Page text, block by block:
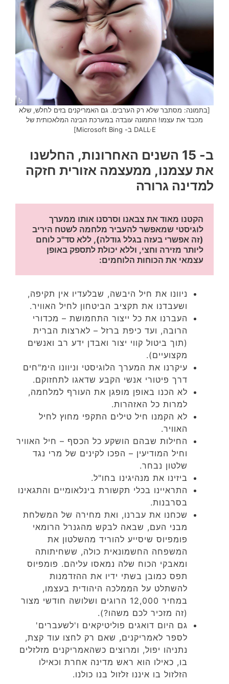
[בתמונה: מסתבר שלא רק הערבים. גם האמריקנים בזים לחלש, שלא
מכבד את עצמו! התמונה עובדה במערכת הבינה המלאכותית של
DALL·E ב- Microsoft Bing]
ב- 15 השנים האחרונות, החלשנו
את עצמנו, ממעצמה אזורית חזקה
למדינה גרורה
עצמאי את הכוחות הלוחמים:
ניוונו את חיל היבשה, שבלעדיו אין תקיפה,
ושעבדנו את תקציב הביטחון לחיל האוויר.
העברנו את כל ייצור התחמושת – מכדורי
הרובה, ועד כיפת ברזל – לארצות הברית
(תוך ביטול קווי יצור ואבדן ידע רב ואנשים
מקצועיים).
עיקרנו את המערך הלוגיסטי וניוונו הימ"חים
דרך פיטורי אנשי הקבע שדאגו לתחזוקם.
לא הכנו באופן מופגן את העורף למלחמה,
למרות כל האזהרות.
לא הקמנו חיל טילים התקפי מחוץ לחיל
האוויר.
החילות שבהם הושקע כל הכסף – חיל האוויר
וחיל המודיעין – הפכו לקינים של מרי נגד
שלטון נבחר.
ביזינו את מנהיגינו בחו"ל.
התראיינו בכלי תקשורת בינלאומיים והתגאינו
בסרבנות.
שכחנו את עברנו, ואת מחירה של המשלחת
מבני העם, שבאה לבקש מהגנרל הרומאי
פומפיוס שיסייע להוריד מהשלטון את
המשפחה החשמונאית כולה, ששחיתותה
ומאבקי הכוח שלה נמאסו עליהם. פומפיוס
תפס כמובן בשתי ידיו את ההזדמנות
להשתלט על הממלכה היהודית בעצמו,
במחיר 12,000 הרוגים ושלושה חודשי מצור
(זה מזכיר לכם משהו?).
גם היום דואגים פוליטיקאים ו'לשעברים'
לספר לאמריקנים, שאם רק לחצו עוד קצת,
נתניהו יפול, ומרוצים כשהאמריקנים מזלזלים
בו, כאילו הוא ראש מדינה אחרת וכאילו
הזלזול בו איננו זלזול בנו כולנו.